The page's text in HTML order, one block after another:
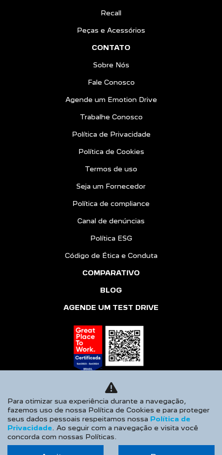
Recall
Peças e Acessórios
CONTATO
Sobre Nós
Fale Conosco
Agende um Emotion Drive
Trabalhe Conosco
Política de Privacidade
Política de Cookies
Termos de uso
Seja um Fornecedor
Política de compliance
Canal de denúncias
Política ESG
Código de Ética e Conduta
COMPARATIVO
BLOG
AGENDE UM TEST DRIVE
Desacelere. Seu bem maior é a vida.
Para otimizar sua experiência durante a navegação,
fazemos uso de nossa Política de Cookies e para proteger
seus dados pessoais respeitamos nossa Política de
Privacidade. Ao seguir com a navegação e visita você
concorda com nossas Políticas.